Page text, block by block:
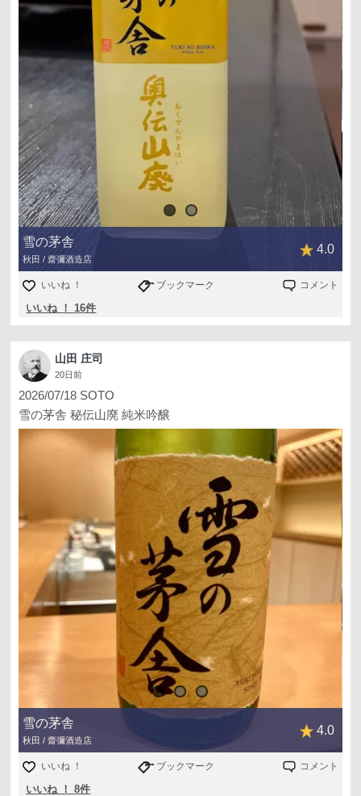
雪の茅舎
秋田 / 齋彌酒造店
4.0
いいね ！ ブックマーク コメント
いいね ！ 16件
山田 庄司
20日前
2026/07/18 SOTO
雪の茅舎 秘伝山廃 純米吟醸
雪の茅舎
秋田 / 齋彌酒造店
4.0
いいね ！ ブックマーク コメント
いいね ！ 8件